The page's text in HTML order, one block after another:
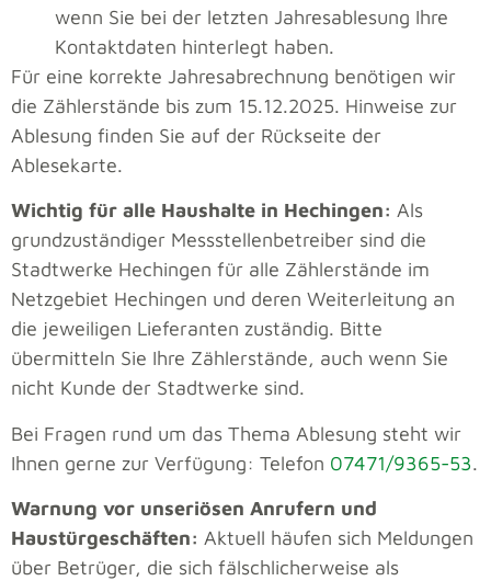
wenn Sie bei der letzten Jahresablesung Ihre
Kontaktdaten hinterlegt haben.
Für eine korrekte Jahresabrechnung benötigen wir
die Zählerstände bis zum 15.12.2025. Hinweise zur
Ablesung finden Sie auf der Rückseite der
Ablesekarte.
Wichtig für alle Haushalte in Hechingen: Als
grundzuständiger Messstellenbetreiber sind die
Stadtwerke Hechingen für alle Zählerstände im
Netzgebiet Hechingen und deren Weiterleitung an
die jeweiligen Lieferanten zuständig. Bitte
übermitteln Sie Ihre Zählerstände, auch wenn Sie
nicht Kunde der Stadtwerke sind.
Bei Fragen rund um das Thema Ablesung steht wir
Ihnen gerne zur Verfügung: Telefon 07471/9365-53.
Warnung vor unseriösen Anrufern und
Haustürgeschäften: Aktuell häufen sich Meldungen
über Betrüger, die sich fälschlicherweise als